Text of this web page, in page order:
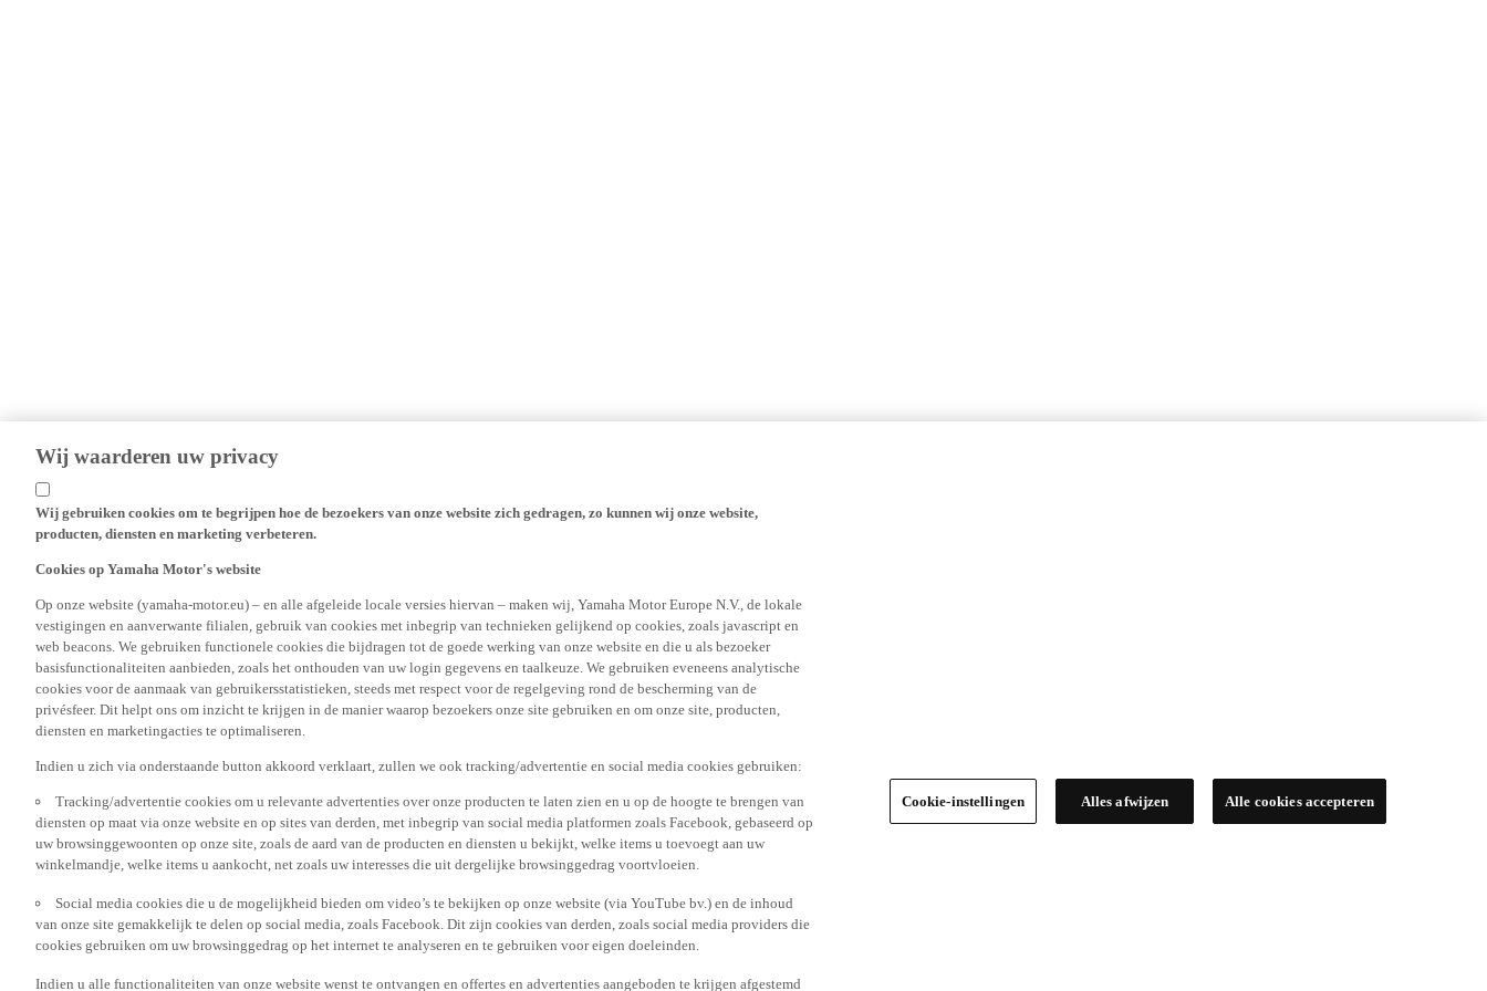
Wij gebruiken cookies om te begrijpen hoe de bezoekers van onze website zich gedragen, zo kunnen wij onze website,
producten, diensten en marketing verbeteren.
Cookies op Yamaha Motor's website
Op onze website (yamaha-motor.eu) – en alle afgeleide locale versies hiervan – maken wij, Yamaha Motor Europe N.V., de lokale
vestigingen en aanverwante filialen, gebruik van cookies met inbegrip van technieken gelijkend op cookies, zoals javascript en
web beacons. We gebruiken functionele cookies die bijdragen tot de goede werking van onze website en die u als bezoeker
basisfunctionaliteiten aanbieden, zoals het onthouden van uw login gegevens en taalkeuze. We gebruiken eveneens analytische
cookies voor de aanmaak van gebruikersstatistieken, steeds met respect voor de regelgeving rond de bescherming van de
privésfeer. Dit helpt ons om inzicht te krijgen in de manier waarop bezoekers onze site gebruiken en om onze site, producten,
diensten en marketingacties te optimaliseren.
Indien u zich via onderstaande button akkoord verklaart, zullen we ook tracking/advertentie en social media cookies gebruiken:
Tracking/advertentie cookies om u relevante advertenties over onze producten te laten zien en u op de hoogte te brengen van
diensten op maat via onze website en op sites van derden, met inbegrip van social media platformen zoals Facebook, gebaseerd op
uw browsinggewoonten op onze site, zoals de aard van de producten en diensten u bekijkt, welke items u toevoegt aan uw
winkelmandje, welke items u aankocht, net zoals uw interesses die uit dergelijke browsinggedrag voortvloeien.
Social media cookies die u de mogelijkheid bieden om video’s te bekijken op onze website (via YouTube bv.) en de inhoud
van onze site gemakkelijk te delen op social media, zoals Facebook. Dit zijn cookies van derden, zoals social media providers die
cookies gebruiken om uw browsinggedrag op het internet te analyseren en te gebruiken voor eigen doeleinden.
Indien u alle functionaliteiten van onze website wenst te ontvangen en offertes en advertenties aangeboden te krijgen afgestemd
op uw interesses, vragen we u om de tracking/advertentie en social media cookies te aanvaarden door de ‘ja, ik ga akkoord’ knop
Cookie-instellingen Alles afwijzen Alle cookies accepteren